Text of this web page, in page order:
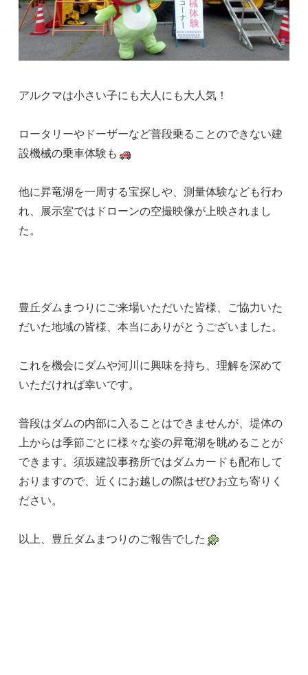
アルクマは小さい子にも大人にも大人気！
ロータリーやドーザーなど普段乗ることのできない建
設機械の乗車体験も
他に昇竜湖を一周する宝探しや、測量体験なども行わ
れ、展示室ではドローンの空撮映像が上映されまし
た。
豊丘ダムまつりにご来場いただいた皆様、ご協力いた
だいた地域の皆様、本当にありがとうございました。
これを機会にダムや河川に興味を持ち、理解を深めて
いただければ幸いです。
普段はダムの内部に入ることはできませんが、堤体の
上からは季節ごとに様々な姿の昇竜湖を眺めることが
できます。須坂建設事務所ではダムカードも配布して
おりますので、近くにお越しの際はぜひお立ち寄りく
ださい。
以上、豊丘ダムまつりのご報告でした